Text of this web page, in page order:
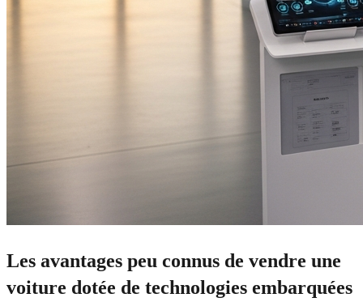
Les avantages peu connus de vendre une
voiture dotée de technologies embarquées